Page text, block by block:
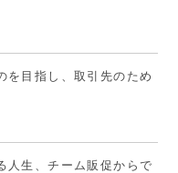
を目指し、取引先のため
人生、チーム販促からで